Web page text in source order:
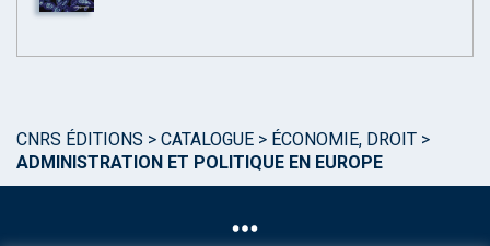
CNRS ÉDITIONS > CATALOGUE > ÉCONOMIE, DROIT >
ADMINISTRATION ET POLITIQUE EN EUROPE